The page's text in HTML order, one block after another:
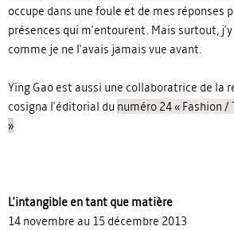
occupe dans une foule et de mes réponses
présences qui m'entourent. Mais surtout,
comme je ne l'avais jamais vue avant.
Ying Gao est aussi une collaboratrice de la
cosigna l'éditorial du numéro 24 « Fashion
»
L'intangible en tant que matière
14 novembre au 15 décembre 2013